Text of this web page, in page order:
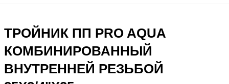
ТРОЙНИК ПП PRO AQUA
КОМБИНИРОВАННЫЙ
ВНУТРЕННЕЙ РЕЗЬБОЙ